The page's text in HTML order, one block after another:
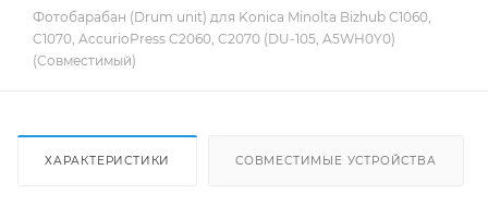
Фотобарабан (Drum unit) для Konica Minolta Bizhub C1060,
C1070, AccurioPress C2060, C2070 (DU-105, A5WH0Y0)
(Совместимый)
ХАРАКТЕРИСТИКИ СОВМЕСТИМЫЕ УСТРОЙСТВА